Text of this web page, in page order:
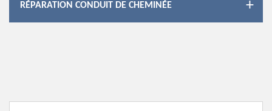
RÉPARATION CONDUIT DE CHEMINÉE